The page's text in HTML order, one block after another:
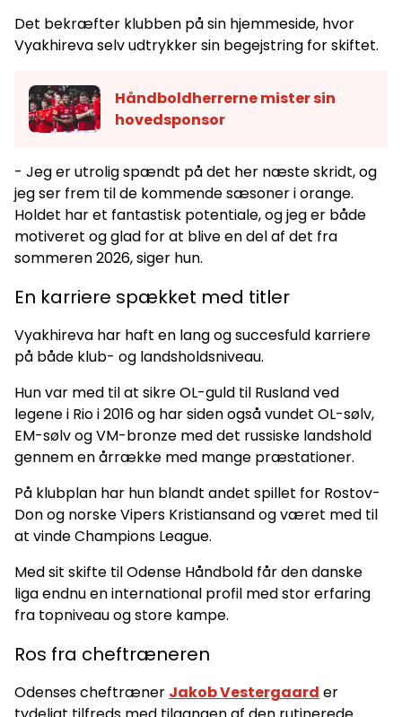
Det bekræfter klubben på sin hjemmeside, hvor
Vyakhireva selv udtrykker sin begejstring for skiftet.
Håndboldherrerne mister sin
hovedsponsor
- Jeg er utrolig spændt på det her næste skridt, og
jeg ser frem til de kommende sæsoner i orange.
Holdet har et fantastisk potentiale, og jeg er både
motiveret og glad for at blive en del af det fra
sommeren 2026, siger hun.
En karriere spækket med titler
Vyakhireva har haft en lang og succesfuld karriere
på både klub- og landsholdsniveau.
Hun var med til at sikre OL-guld til Rusland ved
legene i Rio i 2016 og har siden også vundet OL-sølv,
EM-sølv og VM-bronze med det russiske landshold
gennem en årrække med mange præstationer.
På klubplan har hun blandt andet spillet for Rostov-
Don og norske Vipers Kristiansand og været med til
at vinde Champions League.
Med sit skifte til Odense Håndbold får den danske
liga endnu en international profil med stor erfaring
fra topniveau og store kampe.
Ros fra cheftræneren
Odenses cheftræner Jakob Vestergaard er